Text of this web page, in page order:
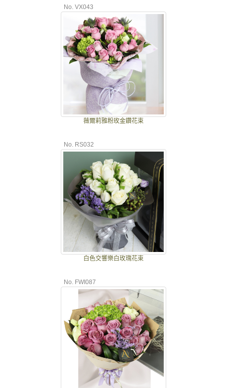
No. VX043
薇爾莉雅粉玫金鑽花束
No. RS032
白色交響樂白玫瑰花束
No. FWI087